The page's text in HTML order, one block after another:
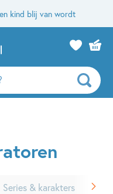
kind blij van wordt
Series & karakters